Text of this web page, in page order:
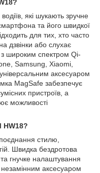
які шукають зручне
та його швидкої
для тих, хто часто
дзвінки або слухає
з широким спектром Qi-
Samsung, Xiaomi,
аксесуаром
MagSafe забезпечує
пристроїв, а
можливості
HW18?
стилю,
Швидка бездротова
гнучке налаштування
аксесуаром